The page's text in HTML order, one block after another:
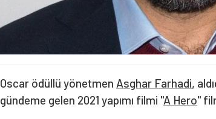
Oscar ödüllü yönetmen Asghar Farhadi,
gündeme gelen 2021 yapımı filmi "A Hero"